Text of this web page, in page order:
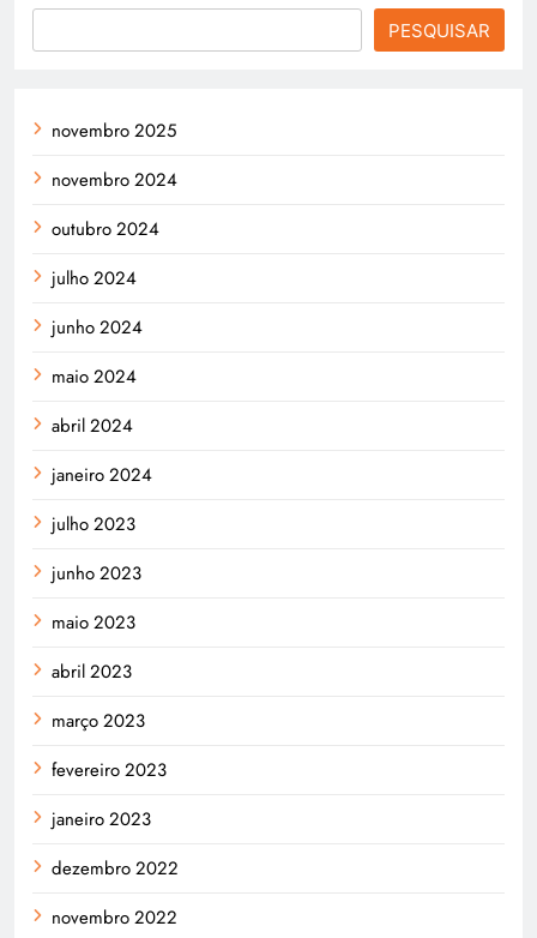
PESQUISAR
novembro 2025
novembro 2024
outubro 2024
julho 2024
junho 2024
maio 2024
abril 2024
janeiro 2024
julho 2023
junho 2023
maio 2023
abril 2023
março 2023
fevereiro 2023
janeiro 2023
dezembro 2022
novembro 2022